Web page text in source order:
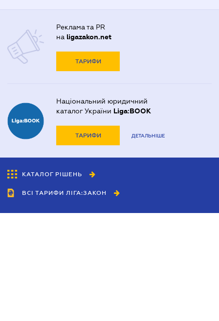
Реклама та PR
на ligazakon.net
ТАРИФИ
Національний юридичний
каталог України Liga:BOOK
ТАРИФИ ДЕТАЛЬНІШЕ
КАТАЛОГ РІШЕНЬ
ВСІ ТАРИФИ ЛІГА:ЗАКОН